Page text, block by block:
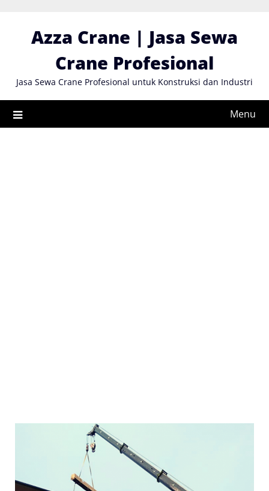
contentAzza Crane | Jasa Sewa
Crane Profesional
Jasa Sewa Crane Profesional untuk Konstruksi dan Industri
Menu